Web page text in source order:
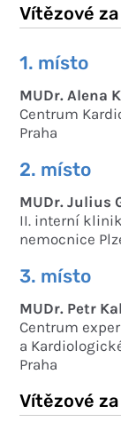
Vítězové
1. místo
MUDr. Alena
Centrum
Praha
2. místo
MUDr. Julius
II. interní
nemocnice
3. místo
MUDr. Petr
Centrum
a
Praha
Vítězové